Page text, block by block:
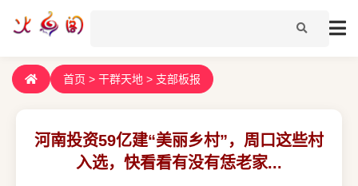
首页 > 干群天地 > 支部板报
河南投资59亿建“美丽乡村”，周口这些村
入选，快看看有没有恁老家...